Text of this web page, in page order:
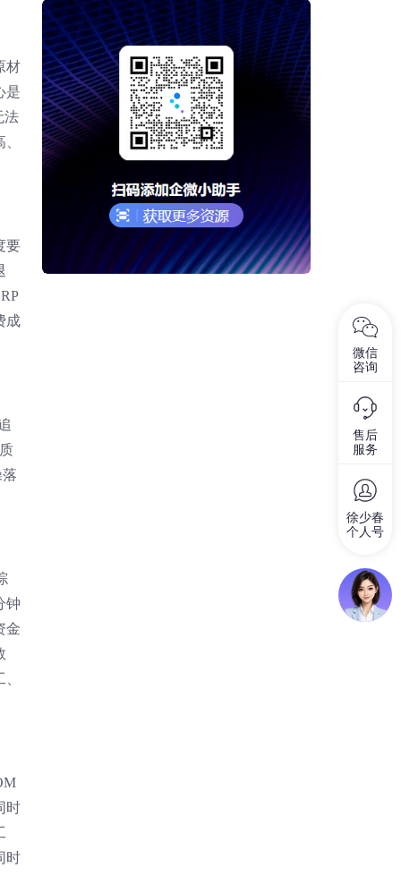
材
是
法
要
成
钟
金
时
时
微信
咨询
售后
服务
徐少春
个人号